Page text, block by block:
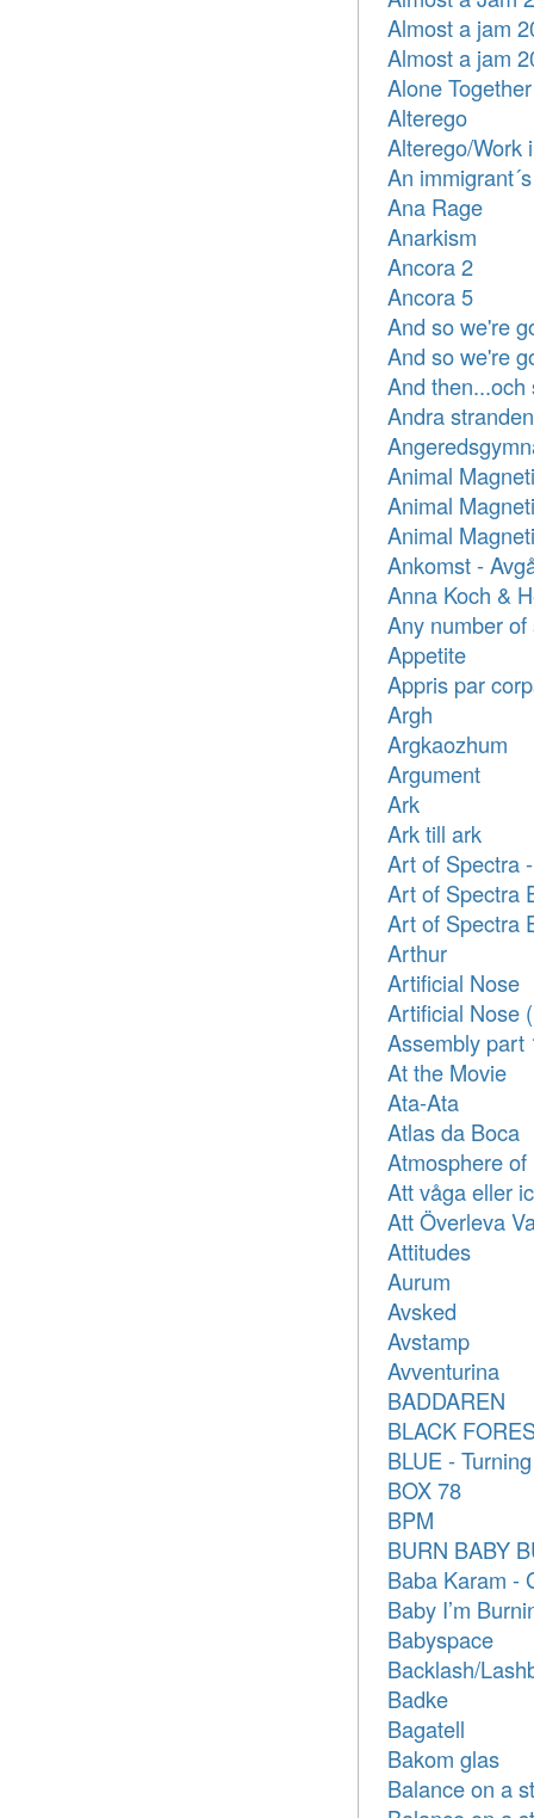
Almost a jam
Almost a jam
Alone Together
Alterego
Alterego/Work
An
Ana Rage
Anarkism
Ancora 2
Ancora 5
And so we're
And so we're
And then...och
Andra stranden
Animal
Animal
Animal
Ankomst -
Anna Koch &
Any number
Appetite
Appris par
Argh
Argkaozhum
Argument
Ark
Ark till ark
Art of Spectra
Art of Spectra
Art of Spectra
Arthur
Artificial Nose
Artificial Nose
Assembly part
At the Movie
Ata-Ata
Atlas da Boca
Atmosphere of
Att våga eller
Att Överleva
Attitudes
Aurum
Avsked
Avstamp
Avventurina
BADDAREN
BLACK
BLUE -
BOX 78
BPM
BURN BABY
Baba Karam -
Baby I’m
Babyspace
Backlash/
Badke
Bagatell
Bakom glas
Balance on a